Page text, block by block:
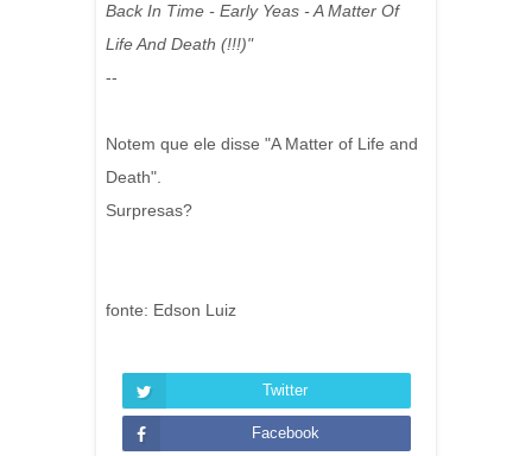
Back In Time - Early Yeas - A Matter Of
Life And Death (!!!)"
--
Notem que ele disse "A Matter of Life and
Death".
Surpresas?
fonte: Edson Luiz
Twitter
Facebook